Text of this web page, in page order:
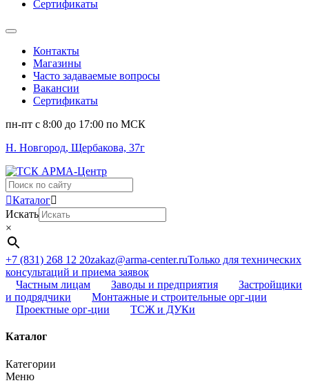
Сертификаты
Контакты
Магазины
Часто задаваемые вопросы
Вакансии
Сертификаты
пн-пт c 8:00 до 17:00 по МСК
Н. Новгород, Щербакова, 37г
Поиск
...Каталог
Искать
×
+7 (831) 268 12 20zakaz@arma-center.ruТолько для технических
консультаций и приема заявок
Частным лицам
Заводы и предприятия
Застройщики
и подрядчики
Монтажные и строительные орг-ции
Проектные орг-ции
ТСЖ и ДУКи
Каталог
Категории
Меню